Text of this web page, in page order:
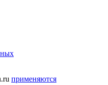
применяются